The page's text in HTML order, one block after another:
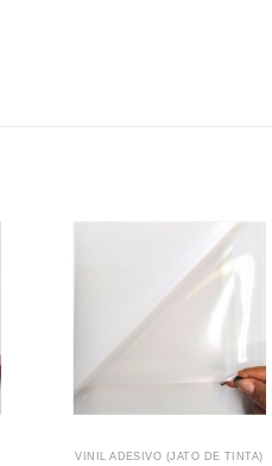
VINIL ADESIVO (JATO DE TINTA)